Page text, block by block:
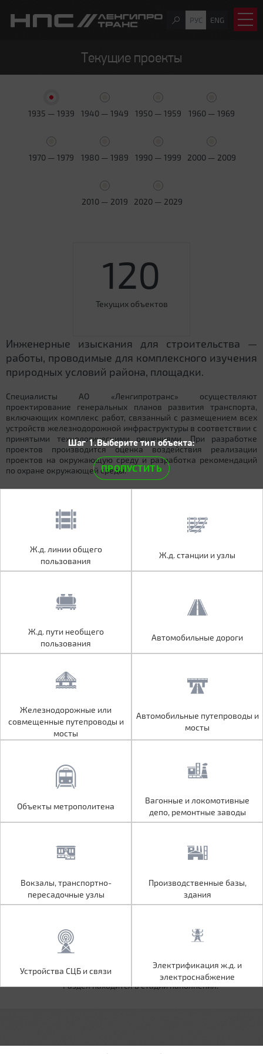
РУС ENG
Текущие проекты
1935 — 1939 1940 — 1949 1950 — 1959 1960 — 1969
1970 — 1979 1980 — 1989 1990 — 1999 2000 — 2009
2010 — 2019 2020 — 2029
120
Текущих объектов
Инженерные изыскания для строительства —
работы, проводимые для комплексного изучения
природных условий района, площадки.
Специалисты АО «Ленгипротранс» осуществляют
проектирование генеральных планов развития транспорта,
включающих комплекс работ, связанный с размещением всех
устройств железнодорожной инфраструктуры в соответствии с
принятыми технологическими решениями. При разработке
проектов производится оценка воздействия реализации
проектов на окружающую среду и разработка рекомендаций
по охране окружающей среды.
Ж.д. линии общего
пользования
Ж.д. пути необщего
пользования
Автомобильные дороги
Железнодорожные или
совмещенные путепроводы и
мосты
Автомобильные путепроводы и
мосты
Вагонные и локомотивные
Вокзалы, транспортно-
пересадочные узлы
Производственные базы,
Электрификация ж.д. и
электроснабжение
Шаг 1.Выберите тип объекта:
ПРОПУСТИТЬ
Ж.д. линии общего
пользования
Ж.д. станции и узлы
Ж.д. пути необщего
пользования
Автомобильные дороги
Железнодорожные или
совмещенные путепроводы и
мосты
Автомобильные путепроводы и
мосты
Объекты метрополитена
Вагонные и локомотивные
депо, ремонтные заводы
Вокзалы, транспортно-
пересадочные узлы
Производственные базы,
здания
Устройства СЦБ и связи
Электрификация ж.д. и
электроснабжение
Раздел находится в стадии наполнения.